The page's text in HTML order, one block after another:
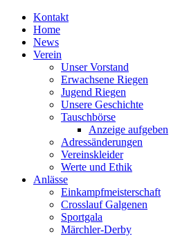
Kontakt
Home
News
Verein
Unser Vorstand
Erwachsene Riegen
Jugend Riegen
Unsere Geschichte
Tauschbörse
Anzeige aufgeben
Adressänderungen
Vereinskleider
Werte und Ethik
Anlässe
Einkampfmeisterschaft
Crosslauf Galgenen
Sportgala
Märchler-Derby